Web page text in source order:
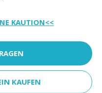
KAUTION<<
KAUFEN